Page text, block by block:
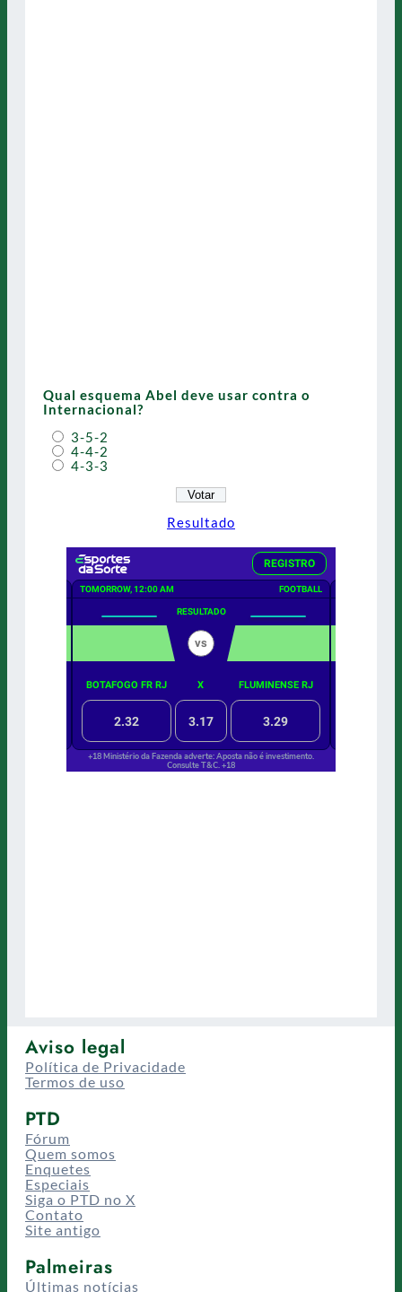
Qual esquema Abel deve usar contra o
Internacional?
3-5-2
4-4-2
4-3-3
Resultado
Aviso legal
Política de Privacidade
Termos de uso
PTD
Fórum
Quem somos
Enquetes
Especiais
Siga o PTD no X
Contato
Site antigo
Palmeiras
Últimas notícias